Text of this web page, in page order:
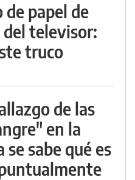
de papel de
televisor:
truco
de las
en la
sabe qué es